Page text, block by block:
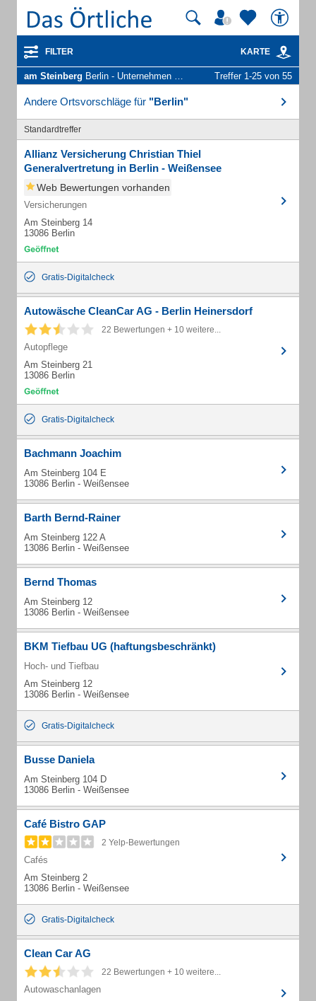
FILTER KARTE
am Steinberg Berlin - Unternehmen und Personen Treffer 1-25 von 55
Andere Ortsvorschläge für "Berlin"
Standardtreffer
Allianz Versicherung Christian Thiel
Generalvertretung in Berlin - Weißensee
Web Bewertungen vorhanden
Versicherungen
Am Steinberg 14
13086 Berlin
Gratis-Digitalcheck
Autowäsche CleanCar AG - Berlin Heinersdorf
22 Bewertungen + 10 weitere...
Autopflege
Am Steinberg 21
13086 Berlin
Gratis-Digitalcheck
Bachmann Joachim
Am Steinberg 104 E
13086 Berlin - Weißensee
Barth Bernd-Rainer
Am Steinberg 122 A
13086 Berlin - Weißensee
Bernd Thomas
Am Steinberg 12
13086 Berlin - Weißensee
BKM Tiefbau UG (haftungsbeschränkt)
Hoch- und Tiefbau
Am Steinberg 12
13086 Berlin - Weißensee
Gratis-Digitalcheck
Busse Daniela
Am Steinberg 104 D
13086 Berlin - Weißensee
Café Bistro GAP
2 Yelp-Bewertungen
Cafés
Am Steinberg 2
13086 Berlin - Weißensee
Gratis-Digitalcheck
Clean Car AG
22 Bewertungen + 10 weitere...
Autowaschanlagen